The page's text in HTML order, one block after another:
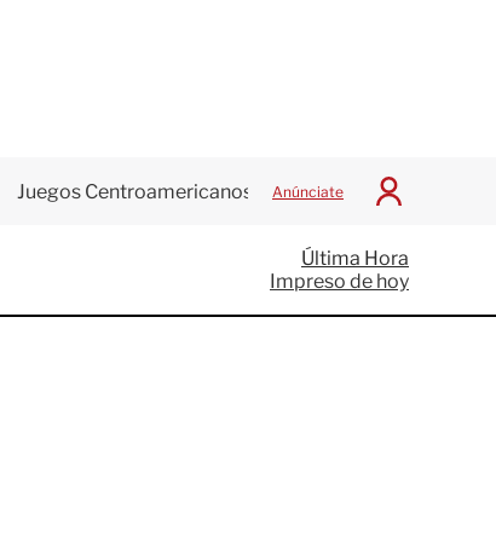
Juegos Centroamericanos Anúnciate
I
c
i
a
Última Hora
Impreso de hoy